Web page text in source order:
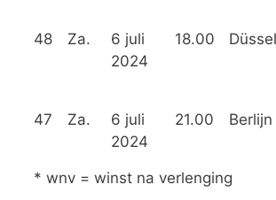
48 Za.
6 juli
2024
18.00
47 Za.
6 juli
2024
21.00
Berlijn
* wnv = winst na verlenging